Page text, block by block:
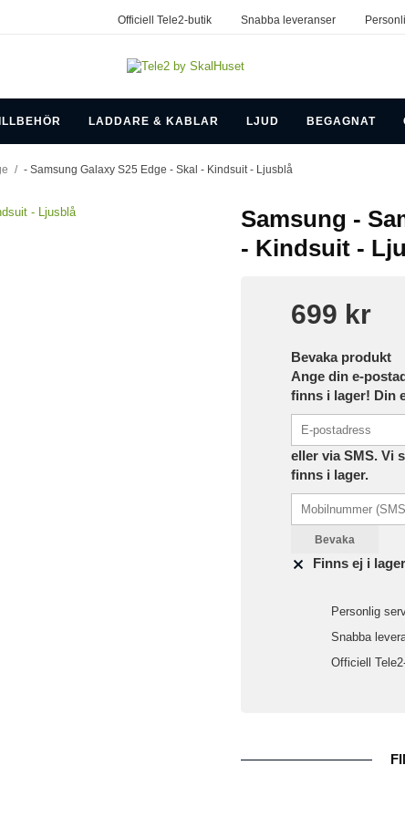
Officiell Tele2-butik Snabba leveranser
LADDARE & KABLAR LJUD BEGAGNAT
/ - Samsung Galaxy S25 Edge - Skal - Kindsuit - Ljusblå
Samsung -
- Kindsuit -
699 kr
Bevaka produkt
Ange din e-
finns i lager! Din
eller via SMS. Vi
finns i lager.
Bevaka
Finns ej i
Personlig
Snabba
Officiell